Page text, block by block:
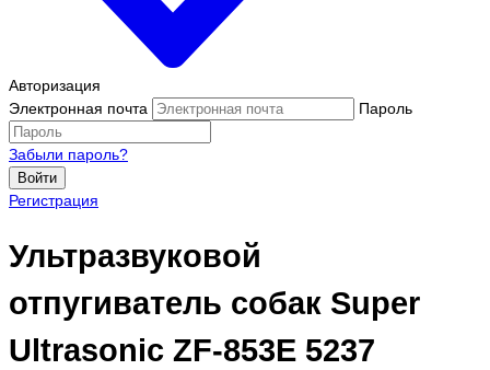
Авторизация
Электронная почта
Пароль
Забыли пароль?
Войти
Регистрация
Ультразвуковой
отпугиватель собак Super
Ultrasonic ZF-853E 5237